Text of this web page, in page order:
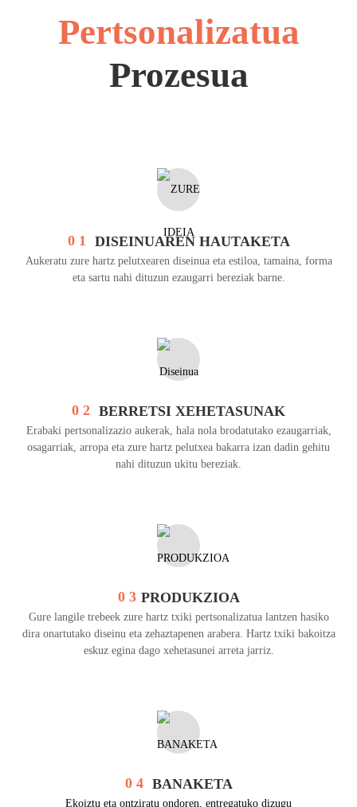
Pertsonalizatua
Prozesua
0 1 DISEINUAREN HAUTAKETA
Aukeratu zure hartz pelutxearen diseinua eta estiloa, tamaina, forma
eta sartu nahi dituzun ezaugarri bereziak barne.
0 2 BERRETSI XEHETASUNAK
Erabaki pertsonalizazio aukerak, hala nola brodatutako ezaugarriak,
osagarriak, arropa eta zure hartz pelutxea bakarra izan dadin gehitu
nahi dituzun ukitu bereziak.
0 3 PRODUKZIOA
Gure langile trebeek zure hartz txiki pertsonalizatua lantzen hasiko
dira onartutako diseinu eta zehaztapenen arabera. Hartz txiki bakoitza
eskuz egina dago xehetasunei arreta jarriz.
0 4 BANAKETA
Ekoiztu eta ontziratu ondoren, entregatuko dizugu